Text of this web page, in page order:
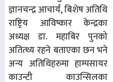
ज्ञानचन्द्र आचार्य, बिशेष अतिथि
राष्ट्रिय आविष्कार केन्द्रका
अध्यक्ष डा. महाबिर पुनको
अतित्थ्य रहने बताएका छन भने
अन्य अतिथिहरुमा हाम्पसायर
काउन्टी काउन्सिलका